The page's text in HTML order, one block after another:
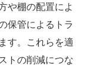
や棚の配置によ
保管によるトラ
す。これらを適
トの削減につな